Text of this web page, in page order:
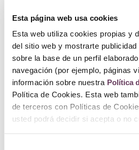
Esta página web usa cookies
Esta web utiliza cookies propias y
del sitio web y mostrarte
sobre la base de un perfil
navegación (por ejemplo, páginas
información sobre nuestra Política
Política de Cookies. Esta web
de terceros con Políticas de
usted podrá decidir si acepta o no